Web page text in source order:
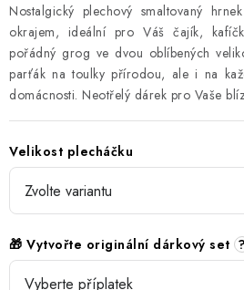
Nostalgický plechový smaltovaný
okrajem, ideální pro Váš čajík,
pořádný grog ve dvou oblíbených
parťák na toulky přírodou, ale i na
domácnosti. Neotřelý dárek pro Vaše
Velikost plecháčku
🎁 Vytvořte originální dárkový set